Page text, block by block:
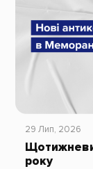
29 Лип, 2026
року